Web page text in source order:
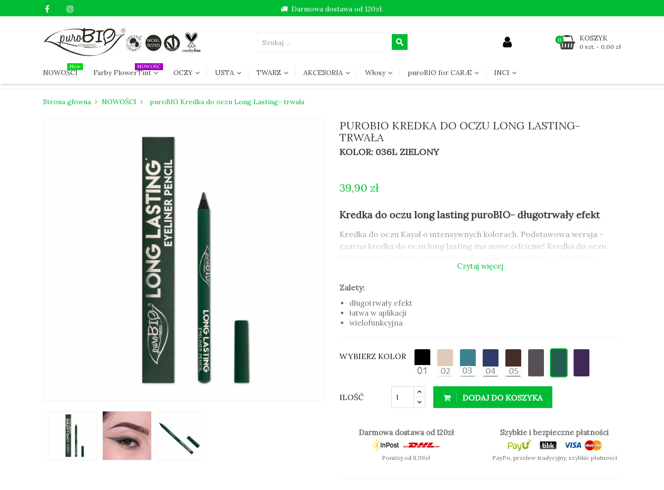
search KOSZYK
0 szt. - 0,00 zł
0
NOWOŚCI
New
Farby FlowerTint
NOWOŚĆ
OCZY USTA TWARZ AKCESORIA Włosy puroBIO for CARÆ INCI
Darmowa dostawa od 120zł.
Strona główna NOWOŚCI puroBIO Kredka do oczu Long Lasting- trwała
PUROBIO KREDKA DO OCZU LONG LASTING-
TRWAŁA
KOLOR: 036L ZIELONY
39,90 zł
Kredka do oczu long lasting puroBIO- długotrwały efekt
Kredka do oczu Kayal o intensywnych kolorach. Podstawowa wersja -
czarna kredka do oczu long lasting ma nowe odcienie! Kredka do oczu
. Kredka jest wyjątkowomiękka i łatwa do
rozprowadzania
drogocennych olejów jak m.in.
baoabudziałała niezwykle odżywczo.
Zalety:
wielofunkcyjna
Kolor 04L i 037L nie jest vegański
Czytaj więcej
Zalety:
długotrwały efekt
łatwa w aplikacji
wielofunkcyjna
WYBIERZ KOLOR
ILOŚĆ DODAJ DO KOSZYKA
Darmowa dostawa od 120zł
Poniżej od 8,99zł
Szybkie i bezpieczne płatności
PayPo, przelew tradycyjny, szybkie płatności